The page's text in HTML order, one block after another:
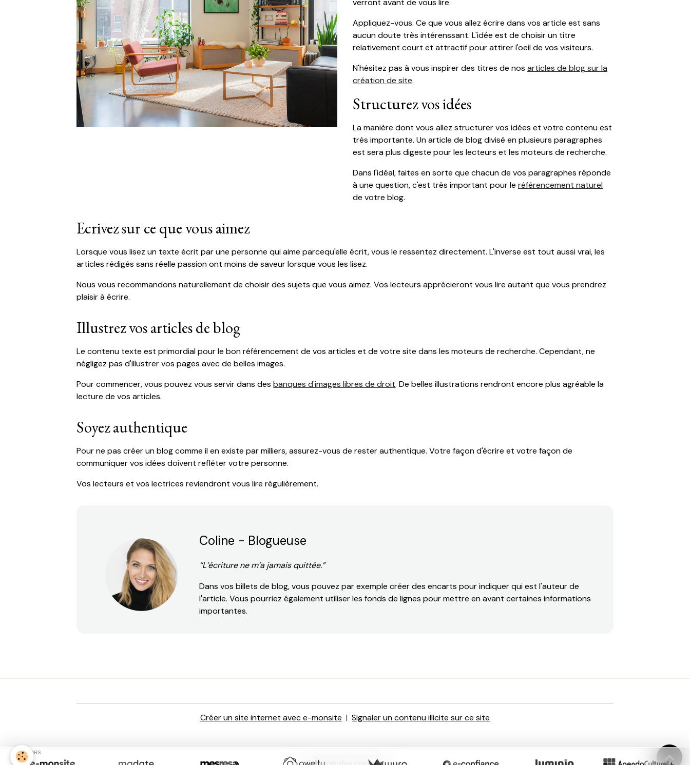
verront avant de vous lire.
Appliquez-vous. Ce que vous allez écrire dans vos article est sans
aucun doute très intérenssant. L'idée est de choisir un titre
relativement court et attractif pour attirer l'oeil de vos visiteurs.
N'hésitez pas à vous inspirer des titres de nos articles de blog sur la
création de site.
Structurez vos idées
La manière dont vous allez structurer vos idées et votre contenu est
très importante. Un article de blog divisé en plusieurs paragraphes
est sera plus digeste pour les lecteurs et les moteurs de recherche.
Dans l'idéal, faites en sorte que chacun de vos paragraphes réponde
à une question, c'est très important pour le référencement naturel
de votre blog.
Ecrivez sur ce que vous aimez
Lorsque vous lisez un texte écrit par une personne qui aime parcequ'elle écrit, vous le ressentez directement. L'inverse est tout aussi vrai, les
articles rédigés sans réelle passion ont moins de saveur lorsque vous les lisez.
Nous vous recommandons naturellement de choisir des sujets que vous aimez. Vos lecteurs apprécieront vous lire autant que vous prendrez
plaisir à écrire.
Illustrez vos articles de blog
Le contenu texte est primordial pour le bon référencement de vos articles et de votre site dans les moteurs de recherche. Cependant, ne
négligez pas d'illustrer vos pages avec de belles images.
Pour commencer, vous pouvez vous servir dans desbanques d'images libres de droit. De belles illustrations rendront encore plus agréable la
lecture de vos articles.
Soyez authentique
Pour ne pas créer un blog comme il en existe par milliers, assurez-vous de rester authentique. Votre façon d'écrire et votre façon de
communiquer vos idées doivent reflêter votre personne.
Vos lecteurs et vos lectrices reviendront vous lire régulièrement.
Coline - Blogueuse
“L’écriture ne m’a jamais quittée.”
Dans vos billets de blog, vous pouvez par exemple créer des encarts pour indiquer qui est l'auteur de
l'article. Vous pourriez également utiliser les fonds de lignes pour mettre en avant certaines informations
importantes.
Créer un site internet avec e-monsite Signaler un contenu illicite sur ce site
SPONSORS